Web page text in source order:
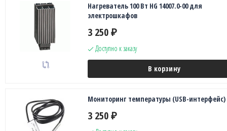
Нагреватель 100 Вт HG 14007.0-00 для
электрошкафов
3 250 ₽
Доступно к заказу
В корзину
Мониторинг температуры (USB-интерфейс)
3 250 ₽